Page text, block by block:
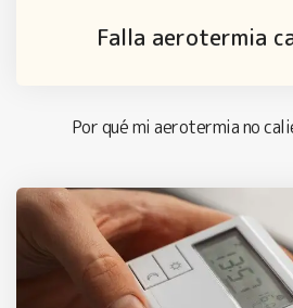
Falla aerotermia
Por qué mi aerotermia no